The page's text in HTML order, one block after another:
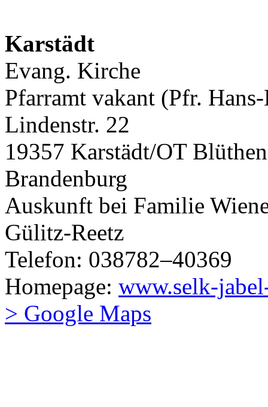
Karstädt
Evang. Kirche
Pfarramt vakant (Pfr.
Lindenstr. 22
19357 Karstädt/OT Blüthen
Brandenburg
Auskunft bei Familie
Gülitz-Reetz
Telefon: 038782–40369
Homepage: www.selk-
> Google Maps